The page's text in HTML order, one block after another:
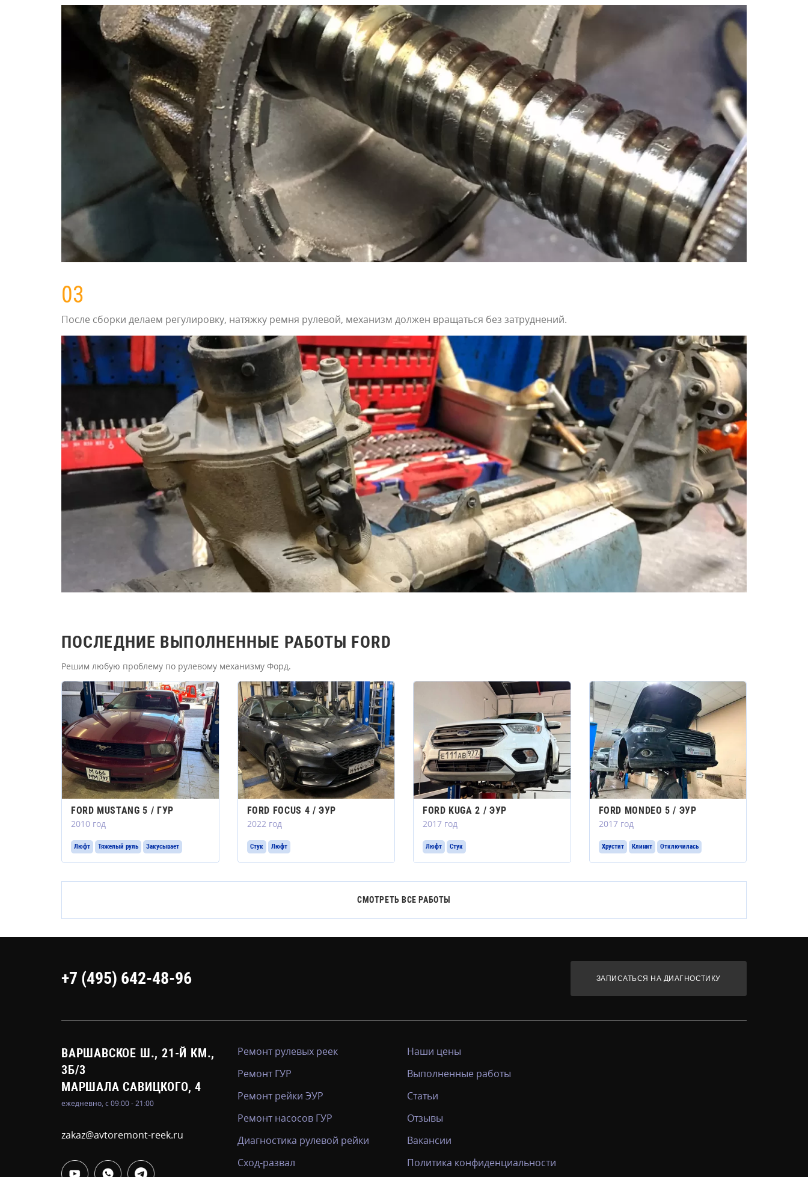
03
После сборки делаем регулировку, натяжку ремня рулевой, механизм должен вращаться без затруднений.
ПОСЛЕДНИЕ ВЫПОЛНЕННЫЕ РАБОТЫ FORD
Решим любую проблему по рулевому механизму Форд.
FORD MUSTANG 5 / ГУР
2010 год
Люфт Тяжелый руль Закусывает
FORD FOCUS 4 / ЭУР
2022 год
Стук Люфт
FORD KUGA 2 / ЭУР
2017 год
Люфт Стук
FORD MONDEO 5 / ЭУР
2017 год
Хрустит Клинит Отключилась
СМОТРЕТЬ ВСЕ РАБОТЫ
+7 (495) 642-48-96 ЗАПИСАТЬСЯ НА ДИАГНОСТИКУ
ВАРШАВСКОЕ Ш., 21-Й КМ.,
3Б/3
МАРШАЛА САВИЦКОГО, 4
ежедневно, с 09:00 - 21:00
zakaz@avtoremont-reek.ru
Ремонт рулевых реек
Ремонт ГУР
Ремонт рейки ЭУР
Ремонт насосов ГУР
Диагностика рулевой рейки
Сход-развал
Наши цены
Выполненные работы
Статьи
Отзывы
Вакансии
Политика конфиденциальности